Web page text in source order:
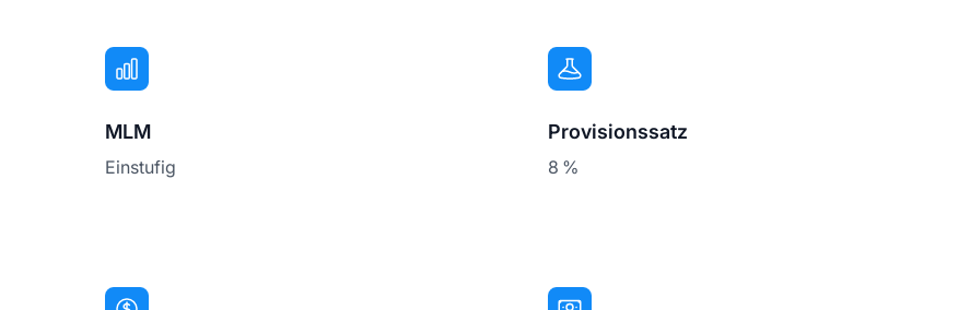
MLM
Einstufig
Provisionssatz
8 %